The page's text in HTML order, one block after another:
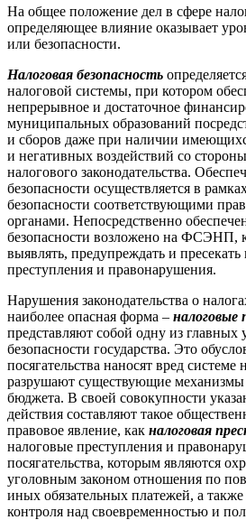
На общее положение дел в сфере
определяющее влияние оказывает
или безопасности.
Налоговая безопасность
налоговой системы, при котором
непрерывное и достаточное
муниципальных образований
и сборов даже при наличии
и негативных воздействий со
налогового законодательства.
безопасности осуществляется в
безопасности соответствующими
органами. Непосредственно
безопасности возложено на ФСЭНП,
выявлять, предупреждать и
преступления и правонарушения.
Нарушения законодательства о
наиболее опасная форма – налоговые
представляют собой одну из главных
безопасности государства. Это
посягательства наносят вред системе
разрушают существующие
бюджета. В своей совокупности
действия составляют такое
правовое явление, как налоговая
налоговые преступления и
посягательства, которым являются
уголовным законом отношения по
иных обязательных платежей, а
контроля над своевременностью и